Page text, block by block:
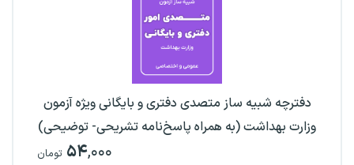
دفترچه شبیه ساز متصدی دفتری و بایگانی ویژه آزمون
وزارت بهداشت (به همراه پاسخ‌نامه تشریحی- توضیحی)
۵۴,۰۰۰ تومان